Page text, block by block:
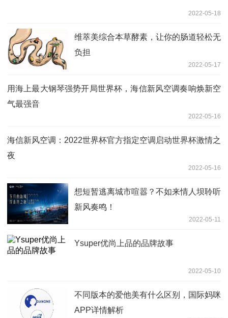
2022-05-18
维萃美综合本草酵素，让你的肠道轻松无
负担
2022-05-17
用海上最大钢琴强势开局世界杯，海信新风空调奏响焕新空
气最强音
2022-05-16
海信新风空调：2022世界杯官方指定空调启动世界杯激情之
夜
2022-05-16
想短暂逃离城市喧嚣？不如来情人坝聆听
新风奏鸣！
2022-05-11
Ysuper优尚上品的品牌故事
2022-05-10
不同版本的爱他美有什么区别，国际妈咪
APP详情解析